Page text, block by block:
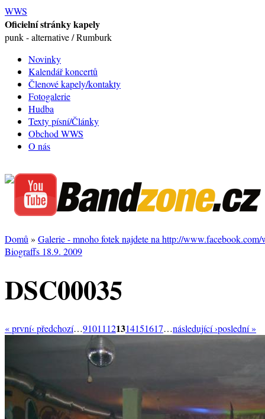
WWS
Oficielní stránky kapely
punk - alternative / Rumburk
Novinky
Kalendář koncertů
Členové kapely/kontakty
Fotogalerie
Hudba
Texty písní/Články
Obchod WWS
O nás
Domů » Galerie - mnoho fotek najdete na http://www.facebook.com/
Biograffs 18.9. 2009
DSC00035
« první‹ předchozí…91011 121314151617…následující ›poslední »